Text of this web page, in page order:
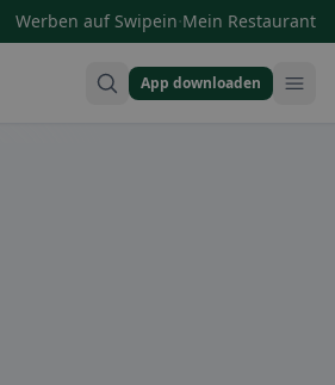
Werben auf Swipein·Mein Restaurant
App downloaden